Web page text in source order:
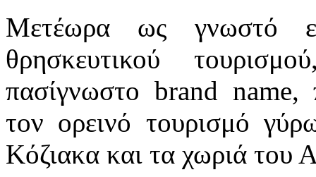
Μετέωρα ως γνωστό
θρησκευτικού
πασίγνωστο brand name,
τον ορεινό τουρισμό
Κόζιακα και τα χωριά του